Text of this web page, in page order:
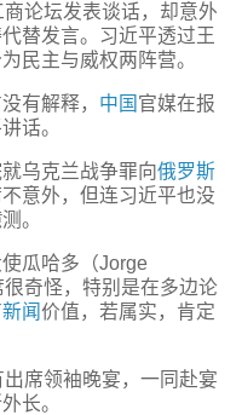
论坛发表谈话，却意外
替发言。习近平透过王
民主与威权两阵营。
有解释， 中国 官媒在报
话。
乌克兰战争罪向俄罗斯
意外，但连习近平也没
。
瓜哈多（Jorge
奇怪，特别是在多边论
新闻价值，若属实，肯定
席领袖晚宴，一同赴宴
长。